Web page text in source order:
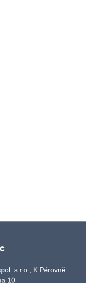
s r.o., K Pérovně
10